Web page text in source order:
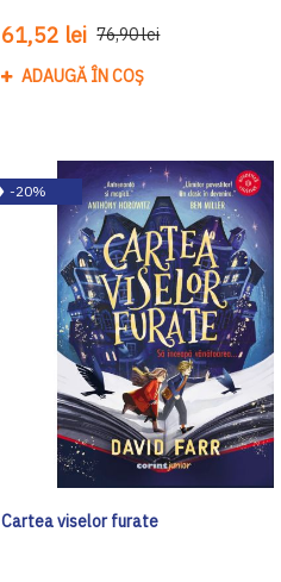
61,52 lei 76,90 lei
ADAUGĂ ÎN COȘ
-20%
Cartea viselor furate